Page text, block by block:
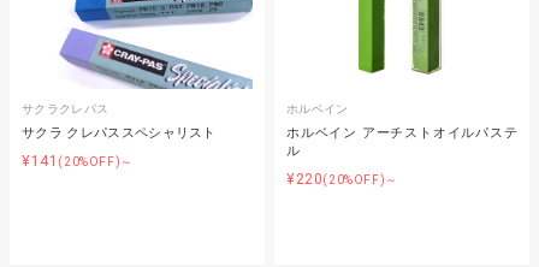
サクラクレパス
サクラ クレパススペシャリスト
¥141 (20%OFF)～
ホルベイン
ホルベイン アーチストオイルパステ
ル
¥220(20%OFF)～